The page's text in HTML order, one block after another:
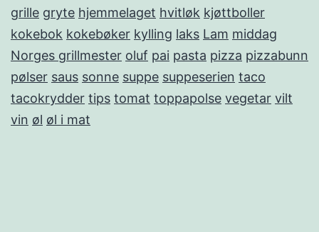
grille gryte hjemmelaget hvitløk kjøttboller
kokebok kokebøker kylling laks Lam middag
Norges grillmester oluf pai pasta pizza pizzabunn
pølser saus sonne suppe suppeserien taco
tacokrydder tips tomat toppapolse vegetar vilt
vin øl øl i mat